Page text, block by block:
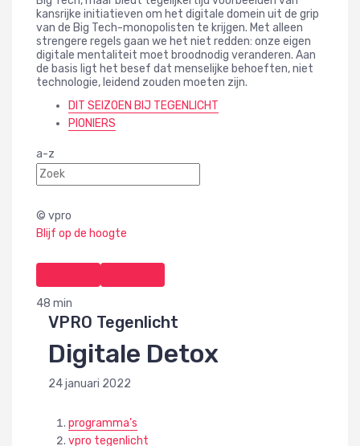
kansrijke initiatieven om het digitale domein uit de grip
van de Big Tech-monopolisten te krijgen. Met alleen
strengere regels gaan we het niet redden: onze eigen
digitale mentaliteit moet broodnodig veranderen. Aan
de basis ligt het besef dat menselijke behoeften, niet
technologie, leidend zouden moeten zijn.
DIT SEIZOEN BIJ TEGENLICHT
PIONIERS
a-z
© vpro
Blijf op de hoogte
48 min
VPRO Tegenlicht
Digitale Detox
24 januari 2022
programma’s
vpro tegenlicht